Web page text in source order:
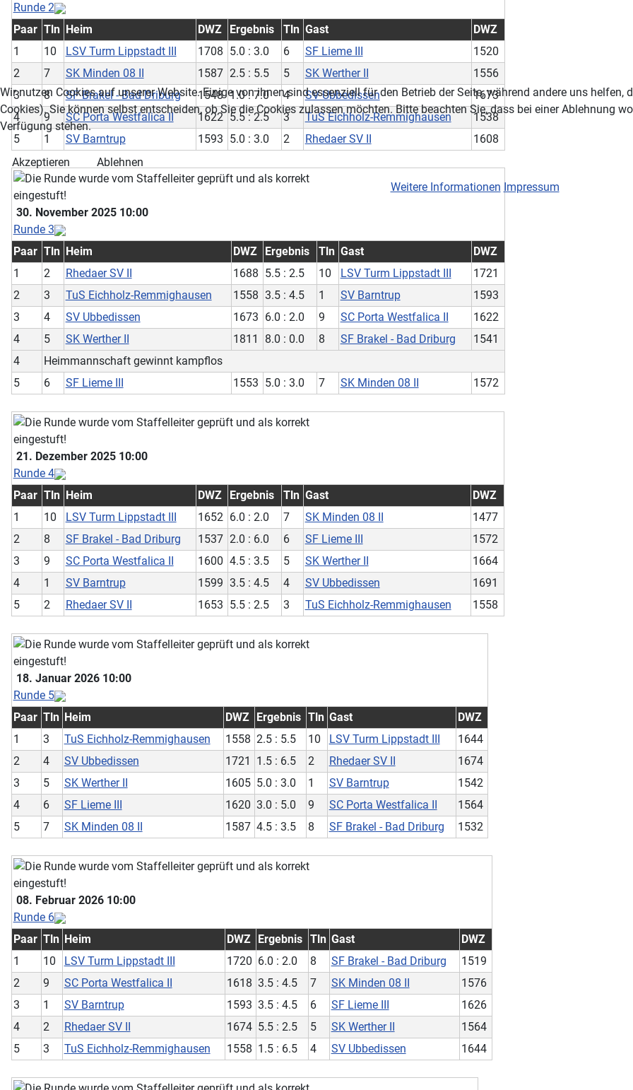
Runde 2
Paar Tln Heim DWZ Ergebnis Tln Gast
DWZ
1
10 LSV Turm Lippstadt III 1708 5.0 : 3.0 6 SF Lieme III
1520
2
7 SK Minden 08 II 1587 2.5 : 5.5 5 SK Werther II
1556
3
8 SF Brakel - Bad Driburg 1548 1.0 : 7.0 4 SV Ubbedissen
1673
4
9 SC Porta Westfalica II 1622 5.5 : 2.5 3 TuS Eichholz-Remmighausen
1538
5
1 SV Barntrup 1593 5.0 : 3.0 2 Rhedaer SV II 1608
30. November 2025 10:00
Runde 3
Paar Tln Heim DWZ Ergebnis Tln Gast
DWZ
1
2 Rhedaer SV II 1688 5.5 : 2.5 10 LSV Turm Lippstadt III
1721
2
3 TuS Eichholz-Remmighausen 1558 3.5 : 4.5 1 SV Barntrup
1593
3
4 SV Ubbedissen 1673 6.0 : 2.0 9 SC Porta Westfalica II
1622
4
5 SK Werther II 1811 8.0 : 0.0 8 SF Brakel - Bad Driburg
1541
4
Heimmannschaft gewinnt kampflos
5
6 SF Lieme III 1553 5.0 : 3.0 7 SK Minden 08 II 1572
21. Dezember 2025 10:00
Runde 4
Paar Tln Heim DWZ Ergebnis Tln Gast
DWZ
1
10 LSV Turm Lippstadt III 1652 6.0 : 2.0 7 SK Minden 08 II
1477
2
8 SF Brakel - Bad Driburg 1537 2.0 : 6.0 6 SF Lieme III
1572
3
9 SC Porta Westfalica II 1600 4.5 : 3.5 5 SK Werther II
1664
4
1 SV Barntrup 1599 3.5 : 4.5 4 SV Ubbedissen
1691
5
2 Rhedaer SV II 1653 5.5 : 2.5 3 TuS Eichholz-Remmighausen 1558
18. Januar 2026 10:00
Runde 5
Paar Tln Heim DWZ Ergebnis Tln Gast
DWZ
1
3 TuS Eichholz-Remmighausen 1558 2.5 : 5.5 10 LSV Turm Lippstadt III
1644
2
4 SV Ubbedissen 1721 1.5 : 6.5 2 Rhedaer SV II
1674
3
5 SK Werther II 1605 5.0 : 3.0 1 SV Barntrup
1542
4
6 SF Lieme III 1620 3.0 : 5.0 9 SC Porta Westfalica II
1564
5
7 SK Minden 08 II 1587 4.5 : 3.5 8 SF Brakel - Bad Driburg 1532
08. Februar 2026 10:00
Runde 6
Paar Tln Heim DWZ Ergebnis Tln Gast
DWZ
1
10 LSV Turm Lippstadt III 1720 6.0 : 2.0 8 SF Brakel - Bad Driburg
1519
2
9 SC Porta Westfalica II 1618 3.5 : 4.5 7 SK Minden 08 II
1576
3
1 SV Barntrup 1593 3.5 : 4.5 6 SF Lieme III
1626
4
2 Rhedaer SV II 1674 5.5 : 2.5 5 SK Werther II
1564
5
3 TuS Eichholz-Remmighausen 1558 1.5 : 6.5 4 SV Ubbedissen 1644
Wir nutzen Cookies auf unserer Website. Einige von ihnen sind essenziell für den Betrieb der Seite, während andere uns
Cookies). Sie können selbst entscheiden, ob Sie die Cookies zulassen möchten. Bitte beachten Sie, dass bei einer Ablehnung
Verfügung stehen.
Akzeptieren
Ablehnen
Weitere Informationen Impressum